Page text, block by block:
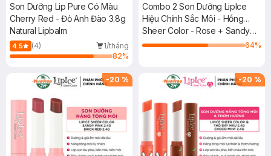
Son Dưỡng Lip Pure Có Màu
Cherry Red - Đỏ Anh Đào 3.8g
Natural Lipbalm
4.5 (4)
1/tháng
82%
Combo 2 Son Dưỡng LipIce
Hiệu Chỉnh Sắc Môi - Hồng
Cam + Hồng Đất 2.4g
Sheer Color - Rose + Sandy
Pink
64%
-20 % -20 %